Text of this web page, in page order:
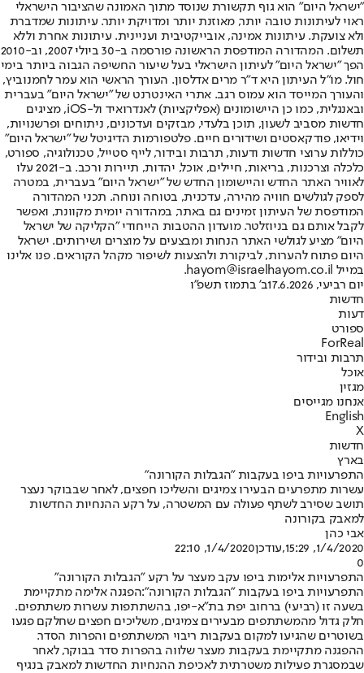
"ישראל היום" הוא גוף תקשורת שנוסד מתוך האמונה שהציבור הישראלי
ראוי לעיתונות טובה יותר, מאוזנת יותר ומדויקת יותר. עיתונות שמדברת
ולא צועקת. עיתונות אמינה, אובייקטיבית ועניינית. עיתונות אחרת וללא
תשלום. המהדורה המודפסת הראשונה פורסמה ב-30 ביולי 2007, וב-2010
הפך "ישראל היום" לעיתון הישראלי בעל שיעור החשיפה הגבוה ביותר בימי
חול. מו"ל העיתון היא ד"ר מרים אדלסון. העורך הראשי הוא עמר לחמנוביץ,
והעורך המייסד הוא עמוס רגב. אתרי האינטרנט של "ישראל היום" בעברית
ובאנגלית, כמו כן היישומונים (אפליקציות) לאנדרואיד ול-iOS, מציגים
חדשות מסביב לשעון, תוכן בלעדי, מבזקים ועדכונים, ניתוחים ופרשנויות,
וידיאו, פודקאסטים ושידורים חיים. פלטפורמות הדיגיטל של "ישראל היום"
כוללות ערוצי חדשות ודעות, תרבות ובידור, לייף סטייל, טכנולוגיה, ספורט,
כלכלה וצרכנות, בריאות, חיילים, אוכל, יהדות, תיירות ורכב. ב-2021 עלו
לאוויר האתר החדש והיישומון החדש של "ישראל היום" בעברית, במטרה
לספק לגולשים חוויה מהירה, עדכנית, בטוחה ונוחה. תכני המהדורה
המודפסת של העיתון זמינים גם באתר, במהדורה יומית מקוונת, ואפשר
לקבל אותם גם בניוזלטר. מועדון ההטבות הייחודי "הקליקה של ישראל
היום" מציע לגולשי האתר הנחות ומבצעים על מוצרים ושירותים. ישראל
היום פתוח להערות, לביקורת ולהצעות לשיפור מקהל הקוראים. פנו אלינו
במייל hayom@israelhayom.co.il.
יום רביעי, 17.6.2026
ב' בתמוז תשפ"ו
חדשות
דעות
ספורט
ForReal
תרבות ובידור
אוכל
מגזין
אנחנו מגייסים
English
X
חדשות
בארץ
התפרעויות ביפו בעקבות "הגבלות הקורונה"
עשרות מתפרעים הבעירו צמיגים והשליכו חפצים, לאחר שבבוקר נעצר
תושב שסירב לשתף פעולה עם המשטרה, על רקע ההנחיות החדשות
למאבק בקורונה
אבי כהן
1/4/2020, 15:29
,עודכן1/4/2020, 22:10
0
התפרעויות אלימות ביפו עקב מעצר על רקע "הגבלות הקורונה"
התפרעויות ביפו בעקבות "הגבלות הקורונה":הפגנה אלימה מתקיימת
בשעה זו (רביעי) ברחוב יפת בת״א-יפו, בהשתתפות עשרות משתתפים.
חלק גדול מהמשתתפים מבעירים צמיגים, משליכים חפצים שחלקם פגעו
בשוטרים שהגיעו למקום בעקבות ריבוי המשתתפים והפרות הסדר.
ההפגנה מתקיימת בעקבות מעצר שלווה בהפרות סדר בבוקר, לאחר
שבמסגרת פעילות משטרתית לאכיפת ההנחיות החדשות למאבק בנגיף